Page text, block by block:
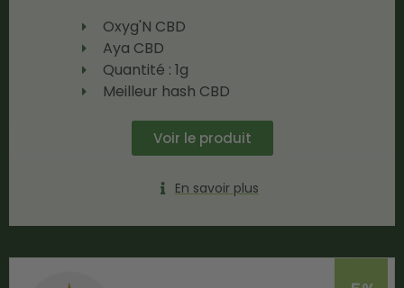
Oxyg'N CBD
Aya CBD
Quantité : 1g
Meilleur hash CBD
Voir le produit
En savoir plus